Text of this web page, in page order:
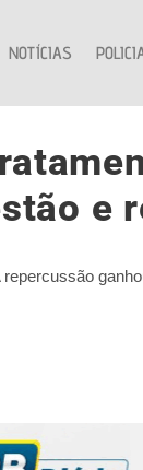
NOTÍCIAS
e
repercussão